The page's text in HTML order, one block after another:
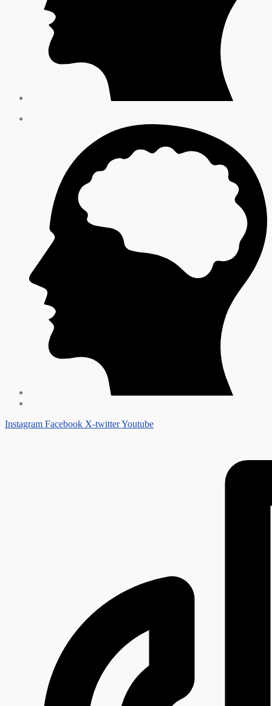
Instagram Facebook X-twitterYoutube